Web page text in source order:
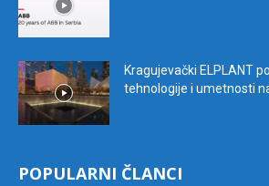
Kragujevački ELPLANT
tehnologije i umetnosti
POPULARNI ČLANCI